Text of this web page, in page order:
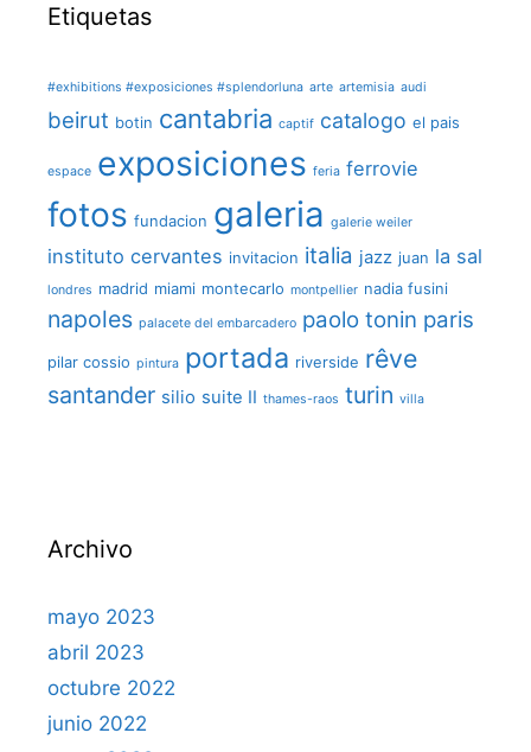
Etiquetas
#exhibitions #exposiciones #splendorluna arte artemisia audi
beirut botin cantabria captif catalogo el pais
espace exposiciones feria ferrovie
fotos fundacion galeria galerie weiler
instituto cervantes invitacion italia jazz juan la sal
londres madrid miami montecarlo montpellier nadia fusini
napoles palacete del embarcadero paolo tonin paris
pilar cossio pintura portada riverside rêve
santander silio suite II thames-raos turin villa
Archivo
mayo 2023
abril 2023
octubre 2022
junio 2022